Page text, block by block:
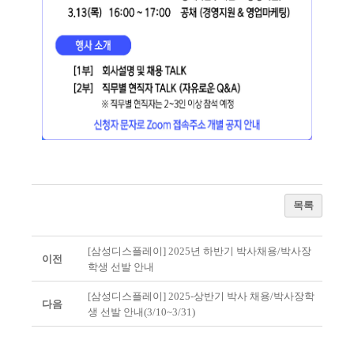
목록
이전
[삼성디스플레이] 2025년 하반기 박사채용/박사장
학생 선발 안내
다음
[삼성디스플레이] 2025-상반기 박사 채용/박사장학
생 선발 안내(3/10~3/31)